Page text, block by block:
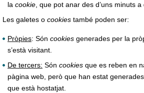
la cookie, que pot anar des d’uns minuts
Les galetes o cookies també poden ser:
Pròpies: Són cookies generades per la
s’està visitant.
De tercers: Són cookies que es reben en
pàgina web, però que han estat
que està hostatjat.